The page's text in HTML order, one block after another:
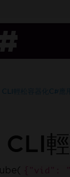
CLI輕松容器化C#應